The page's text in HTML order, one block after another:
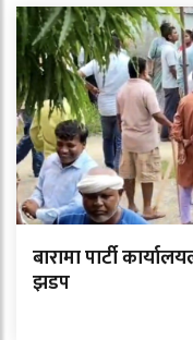
बारामा पार्टी
झडप